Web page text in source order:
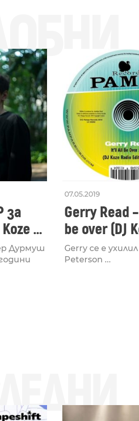
за
–
Дурмуш
07.05.2019
Gerry Read
be over (DJ
Radio Edit
Gerry се е
Peterson ...